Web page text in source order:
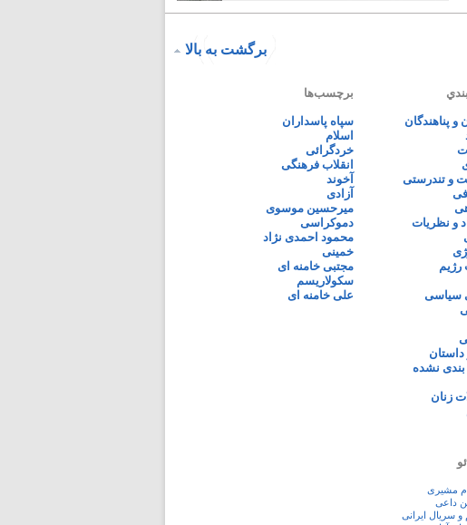
برگشت به بالا
و پناهندگان
و تندرستی
و نظریات
رژیم
سیاسی
بندی نشده
زنان
برچسب‌ها
سپاه پاسداران
اسلام
خردگرائی
انقلاب فرهنگی
آخوند
آزادی
میرحسین موسوی
دموکراسی
محمود احمدی نژاد
خمینی
مجتبی خامنه ای
سکولاریسم
علی خامنه ای
مشیری
داعی
و سريال ايرانی